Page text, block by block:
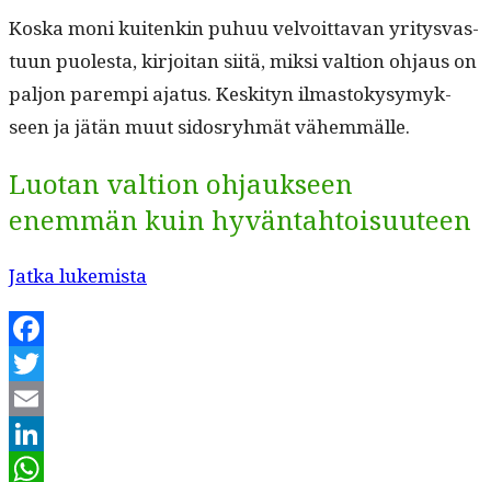
Kos­ka moni kuitenkin puhuu velvoit­ta­van yri­tys­vas­
tu­un puoles­ta, kir­joi­tan siitä, mik­si val­tion ohjaus on
paljon parem­pi aja­tus. Keski­tyn ilmas­tokysymyk­
seen ja jätän muut sidos­ryh­mät vähemmälle.
Luotan valtion ohjaukseen
enemmän kuin hyväntahtoisuuteen
Jat­ka lukemista
Facebook
Twitter
Email
LinkedIn